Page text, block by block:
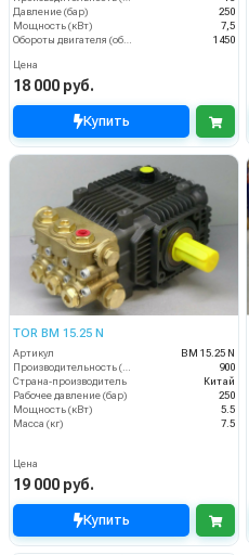
Давление (бар)
250
Мощность (кВт)
7,5
Обороты двигателя (об/мин)
1450
Цена
18 000 руб.
Купить
TOR BM 15.25 N
Артикул
BM 15.25 N
Производительность (л/ч)
900
Страна-производитель
Китай
Рабочее давление (бар)
250
Мощность (кВт)
5.5
Масса (кг)
7.5
Цена
19 000 руб.
Купить